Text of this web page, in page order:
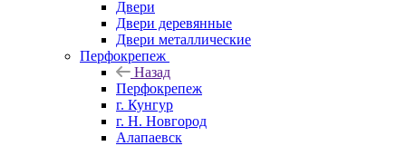
Двери
Двери деревянные
Двери металлические
Перфокрепеж
Назад
Перфокрепеж
г. Кунгур
г. Н. Новгород
Алапаевск